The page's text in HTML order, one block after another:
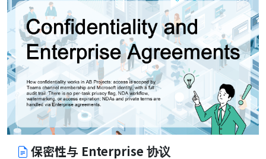
保密性与 Enterprise 协议